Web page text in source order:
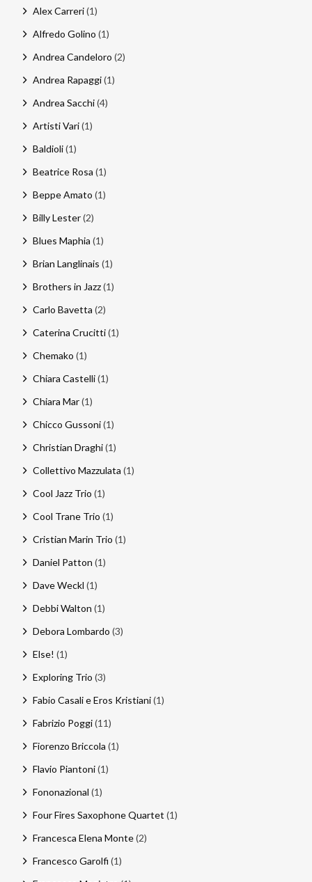
Alex Carreri(1)
Alfredo Golino (1)
Andrea Candeloro (2)
Andrea Rapaggi(1)
Andrea Sacchi(4)
Artisti Vari(1)
Baldioli(1)
Beatrice Rosa (1)
Beppe Amato (1)
Billy Lester(2)
Blues Maphia (1)
Brian Langlinais (1)
Brothers in Jazz(1)
Carlo Bavetta (2)
Caterina Crucitti(1)
Chemako (1)
Chiara Castelli(1)
Chiara Mar(1)
Chicco Gussoni(1)
Christian Draghi(1)
Collettivo Mazzulata (1)
Cool Jazz Trio (1)
Cool Trane Trio (1)
Cristian Marin Trio (1)
Daniel Patton (1)
Dave Weckl (1)
Debbi Walton (1)
Debora Lombardo (3)
Else! (1)
Exploring Trio (3)
Fabio Casali e Eros Kristiani(1)
Fabrizio Poggi(11)
Fiorenzo Briccola (1)
Flavio Piantoni(1)
Fononazional (1)
Four Fires Saxophone Quartet (1)
Francesca Elena Monte(2)
Francesco Garolfi (1)